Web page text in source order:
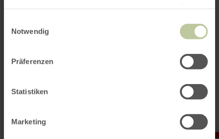
Notwendig
Präferenzen
Statistiken
Marketing
Das könnte auch
noch interessant
sein